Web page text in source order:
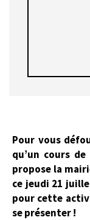
Pour vous
qu’un cours
propose la
ce jeudi 21
pour cette
se présenter !